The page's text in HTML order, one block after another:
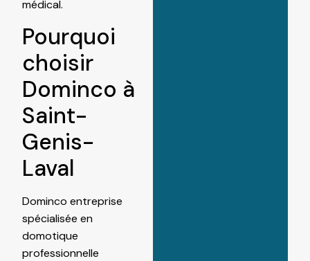
médical.
Pourquoi
choisir
Dominco à
Saint-
Genis-
Laval
Dominco entreprise
spécialisée en
domotique
professionnelle